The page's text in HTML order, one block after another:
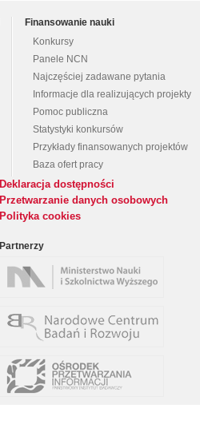
Finansowanie nauki
Konkursy
Panele NCN
Najczęściej zadawane pytania
Informacje dla realizujących projekty
Pomoc publiczna
Statystyki konkursów
Przykłady finansowanych projektów
Baza ofert pracy
Deklaracja dostępności
Przetwarzanie danych osobowych
Polityka cookies
Partnerzy